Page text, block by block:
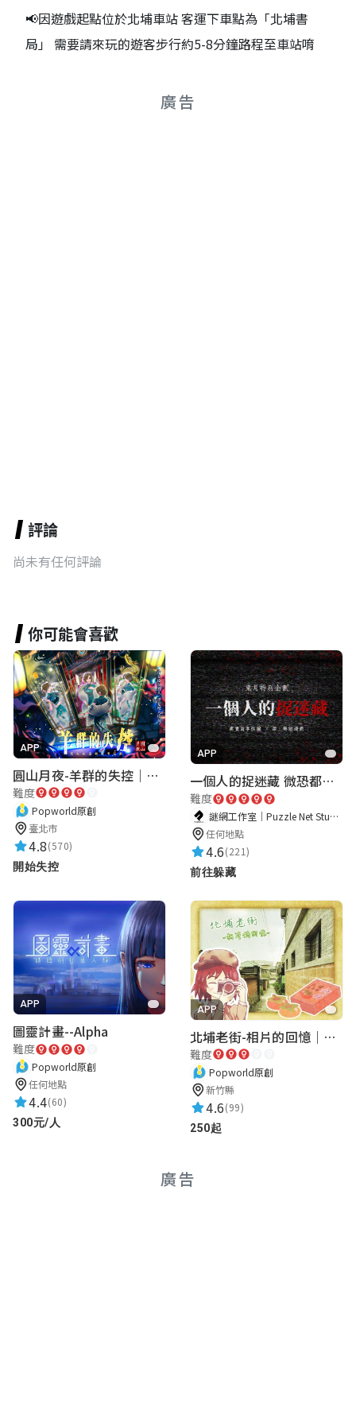
📢因遊戲起點位於北埔車站 客運下車點為「北埔書
局」 需要請來玩的遊客步行約5-8分鐘路程至車站唷
廣告
評論
尚未有任何評論
你可能會喜歡
APP
圓山月夜-羊群的失控｜圓山飯店 ARG實境解謎遊戲
難度
Popworld原創
臺北市
4.8(570)
開始失控
APP
一個人的捉迷藏 微恐都市傳說
難度
謎網工作室｜Puzzle Net Studio
任何地點
4.6(221)
前往躲藏
APP
圖靈計畫--Alpha
難度
Popworld原創
任何地點
4.4(60)
300元/人
APP
北埔老街-相片的回憶｜新竹老街城市解謎
難度
Popworld原創
新竹縣
4.6(99)
250起
廣告